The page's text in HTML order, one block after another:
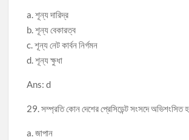
a. শূন্য দারিদ্র
b. শূন্য বেকারত্ব
c. শূন্য নেট কার্বন নির্গমন
d. শূন্য ক্ষুধা
Ans: d
29. সম্প্রতি কোন দেশের প্রেসিডেন্ট সংসদে অভিশংসিত
a. জাপান